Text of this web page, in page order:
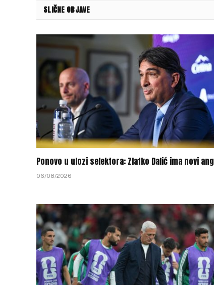
SLIČNE OBJAVE
Ponovo u ulozi selektora: Zlatko Dalić ima novi
06/08/2026